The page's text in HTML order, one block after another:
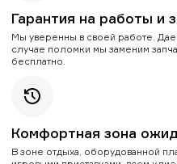
Гарантия на работы и
Мы уверенны в своей работе.
случае поломки мы заменим
бесплатно.
Комфортная зона
В зоне отдыха, оборудованной